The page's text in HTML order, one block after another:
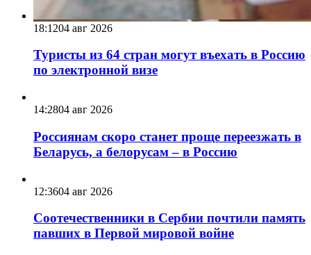
18:1204 авг 2026
Туристы из 64 стран могут въехать в Россию
по электронной визе
14:2804 авг 2026
Россиянам скоро станет проще переезжать в
Беларусь, а белорусам – в Россию
12:3604 авг 2026
Соотечественники в Сербии почтили память
павших в Первой мировой войне